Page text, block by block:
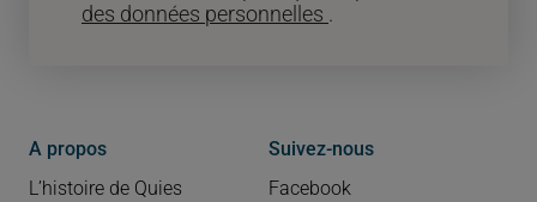
A propos
L’histoire de Quies
Suivez-nous
Facebook
des données personnelles .